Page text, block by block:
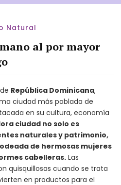
Natural
al por mayor
República Dominicana,
ciudad más poblada de
en su cultura, economía
ciudad no solo es
naturales y patrimonio,
de hermosas mujeres
cabelleras. Las
quisquillosas cuando se trata
en productos para el